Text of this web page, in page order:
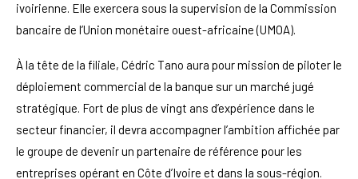
ivoirienne. Elle exercera sous la supervision de la Commission
bancaire de l’Union monétaire ouest-africaine (UMOA).
À la tête de la filiale, Cédric Tano aura pour mission de piloter le
déploiement commercial de la banque sur un marché jugé
stratégique. Fort de plus de vingt ans d’expérience dans le
secteur financier, il devra accompagner l’ambition affichée par
le groupe de devenir un partenaire de référence pour les
entreprises opérant en Côte d’Ivoire et dans la sous-région.